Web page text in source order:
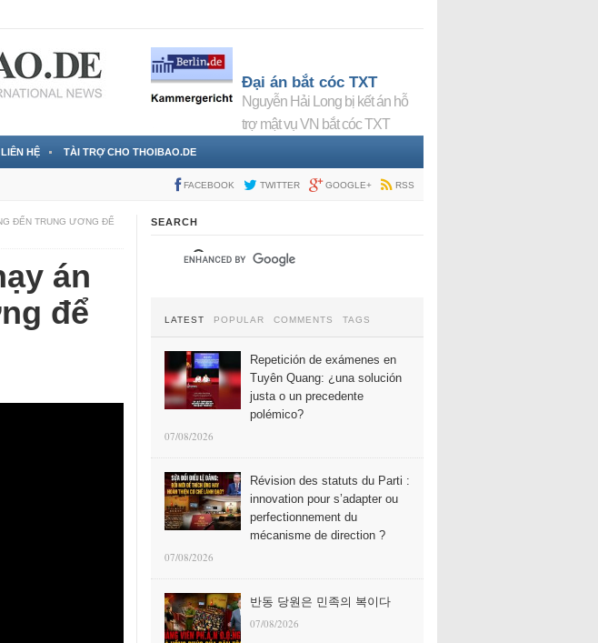
Đại án bắt cóc TXT
Nguyễn Hải Long bị kết án hỗ
trợ mật vụ VN bắt cóc TXT
LIÊN HỆ TÀI TRỢ CHO THOIBAO.DE
FACEBOOK TWITTER GOOGLE+ RSS
ĐẾN TRUNG ƯƠNG ĐỂ
án
để
SEARCH
LATEST POPULAR COMMENTS TAGS
Repetición de exámenes en
Tuyên Quang: ¿una solución
justa o un precedente
polémico?
07/08/2026
Révision des statuts du Parti :
innovation pour s’adapter ou
perfectionnement du
mécanisme de direction ?
07/08/2026
반동 당원은 민족의 복이다
07/08/2026